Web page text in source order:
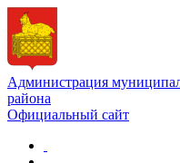
Администрация
района
Официальный сайт